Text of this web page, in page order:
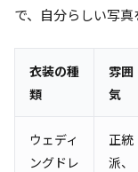
で、自分らしい写真
衣装の種
類
雰囲
気
ウェディ
ングドレ
正統
派、